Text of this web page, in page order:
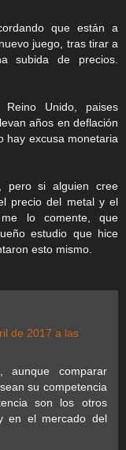
que están a
juego, tras tirar a
subida de precios.
Unido, paises
años en deflación
hay excusa monetaria
pero si alguien cree
precio del metal y el
lo comente, que
estudio que hice
esto mismo.
de 2017 a las
aunque comparar
su competencia
son los otros
en el mercado del